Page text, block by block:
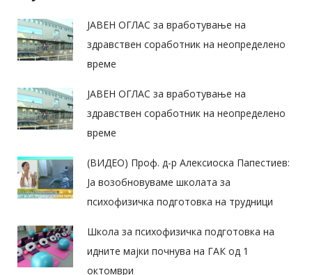
ЈАВЕН ОГЛАС за вработување на
здравствен соработник на неопределено
време
ЈАВЕН ОГЛАС за вработување на
здравствен соработник на неопределено
време
(ВИДЕО) Проф. д-р Алексиоска Папестиев:
Ја возобновуваме школата за
психофизичка подготовка на трудници
Школа за психофизичка подготовка на
идните мајки почнува на ГАК од 1
октомври